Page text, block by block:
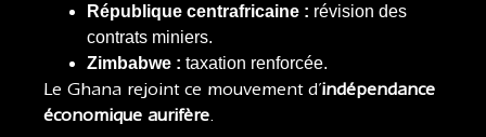
République centrafricaine : révision des
contrats miniers.
Zimbabwe : taxation renforcée.
Le Ghana rejoint ce mouvement d’indépendance
économique aurifère.